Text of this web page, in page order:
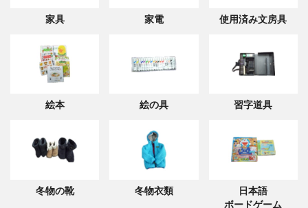
家具 家電 使用済み文房具
絵本 絵の具 習字道具
冬物の靴 冬物衣類
日本語
ボードゲーム